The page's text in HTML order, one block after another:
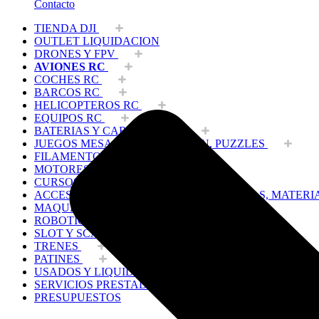
Contacto
TIENDA DJI
OUTLET LIQUIDACION
DRONES Y FPV
AVIONES RC
COCHES RC
BARCOS RC
HELICOPTEROS RC
EQUIPOS RC
BATERIAS Y CARGADORES
JUEGOS MESA, CONSTRUCCION, PUZZLES
FILAMENTO IMPRESORA 3D
MOTORES Y ACCESORIOS
CURSOS Y TALLERES
ACCESORIOS, HERRAMIENTAS, PINTURAS,
MAQUETAS ESTÁTICAS Y COLECCIÓN
ROBOTICA Y GADGETS ELECTRÓNICOS
SLOT Y SCALEXTRIC
TRENES
PATINES
USADOS Y LIQUIDACION
SERVICIOS PRESTADOS
PRESUPUESTOS